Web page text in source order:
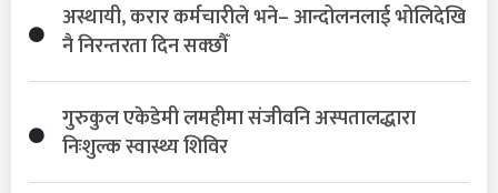
अस्थायी, करार कर्मचारीले भने– आन्दोलनलाई भोलिदेखि
नै निरन्तरता दिन सक्छौँ
गुरुकुल एकेडेमी लमहीमा संजीवनि अस्पतालद्धारा
निःशुल्क स्वास्थ्य शिविर